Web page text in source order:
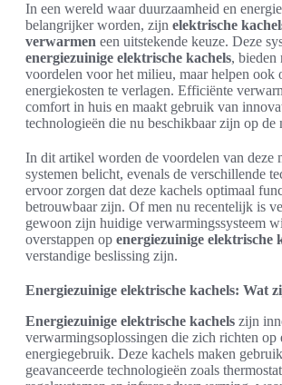
In een wereld waar duurzaamheid en
belangrijker worden, zijn elektrische
verwarmen een uitstekende keuze. Deze
energiezuinige elektrische kachels, bieden
voordelen voor het milieu, maar helpen ook
energiekosten te verlagen. Efficiënte
comfort in huis en maakt gebruik van
technologieën die nu beschikbaar zijn op de
In dit artikel worden de voordelen van deze
systemen belicht, evenals de verschillende
ervoor zorgen dat deze kachels optimaal
betrouwbaar zijn. Of men nu recentelijk is
gewoon zijn huidige verwarmingssysteem
overstappen op energiezuinige elektrische
verstandige beslissing zijn.
Energiezuinige elektrische kachels: Wat
Energiezuinige elektrische kachels zijn
verwarmingsoplossingen die zich richten op
energiegebruik. Deze kachels maken
geavanceerde technologieën zoals